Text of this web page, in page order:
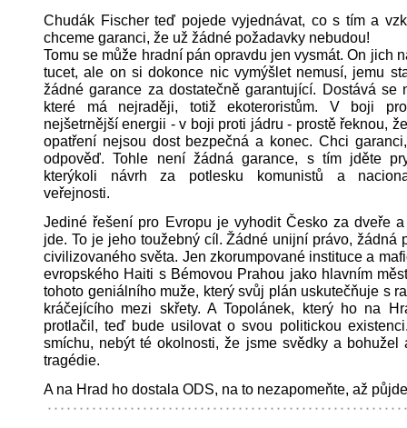
Chudák Fischer teď pojede vyjednávat, co s tím a
chceme garanci, že už žádné požadavky nebudou!
Tomu se může hradní pán opravdu jen vysmát. On jich
tucet, ale on si dokonce nic vymýšlet nemusí, jemu
žádné garance za dostatečně garantující. Dostává se
které má nejraději, totiž ekoteroristům. V boji
nejšetrnější energii - v boji proti jádru - prostě řeknou,
opatření nejsou dost bezpečná a konec. Chci
odpověď. Tohle není žádná garance, s tím jděte
kterýkoli návrh za potlesku komunistů a
veřejnosti.
Jediné řešení pro Evropu je vyhodit Česko za dveře
jde. To je jeho toužebný cíl. Žádné unijní právo, žádná
civilizovaného světa. Jen zkorumpované instituce a
evropského Haiti s Bémovou Prahou jako hlavním
tohoto geniálního muže, který svůj plán uskutečňuje s
kráčejícího mezi skřety. A Topolánek, který ho na
protlačil, teď bude usilovat o svou politickou
smíchu, nebýt té okolnosti, že jsme svědky a bohužel
tragédie.
A na Hrad ho dostala ODS, na to nezapomeňte, až